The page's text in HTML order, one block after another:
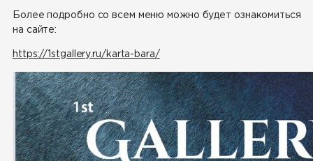
Более подробно со всем меню можно будет ознакомиться
на сайте:
https://1stgallery.ru/karta-bara/